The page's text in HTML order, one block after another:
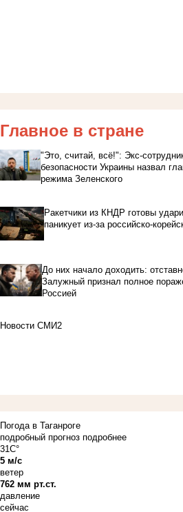
Главное в стране
"Это, считай, всё!": Экс-
безопасности Украины назвал
режима Зеленского
Ракетчики из КНДР готовы
паникует из-за российско-
До них начало доходить:
Залужный признал полное
Россией
Новости СМИ2
Погода в Таганроге
подробный прогноз подробнее
31C°
5 м/с
ветер
762 мм рт.ст.
давление
сейчас